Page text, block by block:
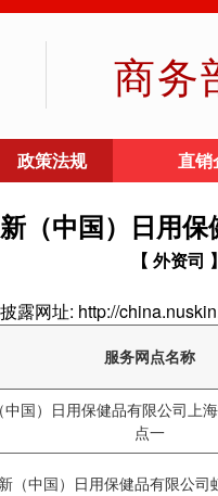
商务
政策法规 直销
（中国）日用
【 外资司 】
露网址: http://
服务网点名称
中国）日用保健品有限公司上
点一
（中国）日用保健品有限公司